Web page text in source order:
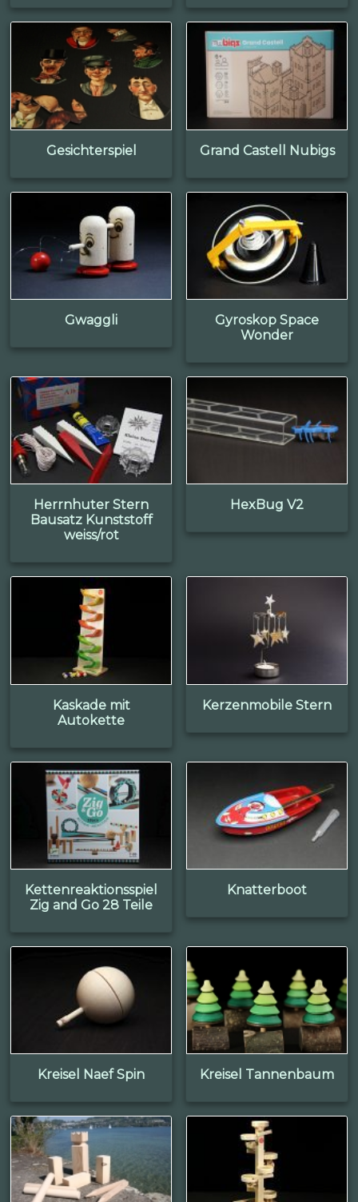
Gesichterspiel Grand Castell Nubigs
Gwaggli
Gyroskop Space
Wonder
Herrnhuter Stern
Bausatz Kunststoff
weiss/rot
HexBug V2
Kaskade mit
Autokette
Kerzenmobile Stern
Kettenreaktionsspiel
Zig and Go 28 Teile
Knatterboot
Kreisel Naef Spin Kreisel Tannenbaum